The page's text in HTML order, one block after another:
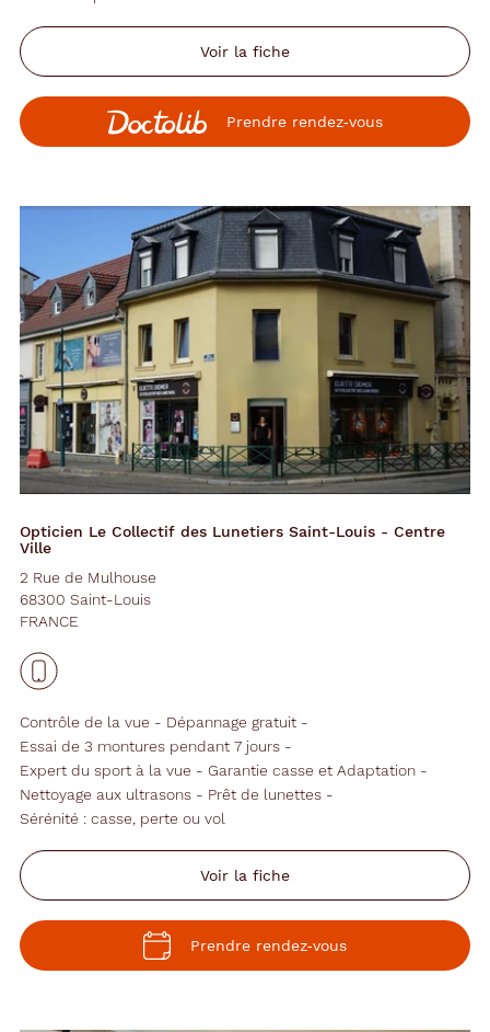
Voir la fiche
Prendre rendez‑vous
Opticien Le Collectif des Lunetiers Saint-Louis - Centre
Ville
2 Rue de Mulhouse
68300 Saint-Louis
FRANCE
Contrôle de la vue
Dépannage gratuit
Essai de 3 montures pendant 7 jours
Expert du sport à la vue
Garantie casse et Adaptation
Nettoyage aux ultrasons
Prêt de lunettes
Sérénité : casse, perte ou vol
Voir la fiche
Prendre rendez‑vous